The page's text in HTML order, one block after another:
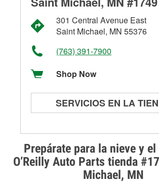
Prepárate para la nieve y
O’Reilly Auto Parts tienda
Michael, MN
301 Central Avenue East
Saint Michael, MN 55376
(763) 391-7900
Shop Now
SERVICIOS EN LA
Prueba de alternadores y
arrancadores
Revisión de la luz "Check